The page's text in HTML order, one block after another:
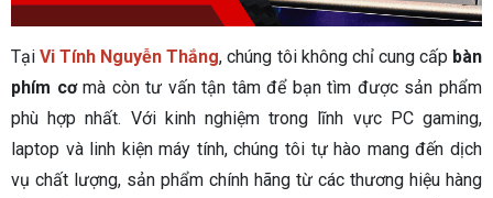
TạiVi Tính Nguyễn Thắng, chúng tôi không chỉ cung cấp bàn
phím cơmà còn tư vấn tận tâm để bạn tìm được sản phẩm
phù hợp nhất. Với kinh nghiệm trong lĩnh vực PC gaming,
laptop và linh kiện máy tính, chúng tôi tự hào mang đến dịch
vụ chất lượng, sản phẩm chính hãng từ các thương hiệu hàng